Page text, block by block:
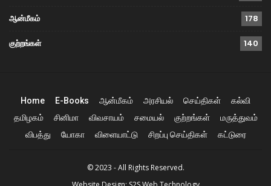
ஆன்மீகம் 178
குற்றங்கள் 140
Home E-Books ஆன்மீகம் அரசியல் செய்திகள்
கல்வி
தமிழகம்
சினிமா விவசாயம் சமையல் குற்றங்கள்
மருத்துவம்
விபத்து
யோகா விளையாட்டு சிறப்பு செய்திகள் கட்டுரை
© 2023 - All Rights Reserved.